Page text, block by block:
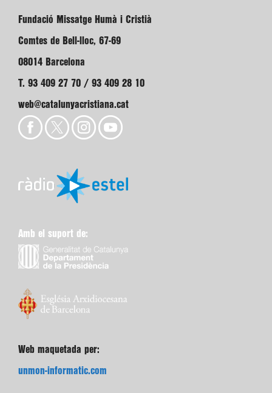
Fundació Missatge Humà i Cristià
Comtes de Bell-lloc, 67-69
08014 Barcelona
T. 93 409 27 70 / 93 409 28 10
web@catalunyacristiana.cat
Amb el suport de:
Web maquetada per:
unmon-informatic.com